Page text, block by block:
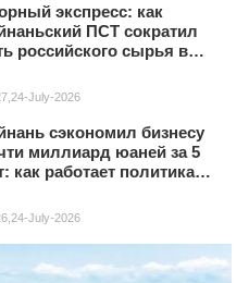
экспресс: как
ПСТ сократил
российского сырья в
July-2026
сэкономил бизнесу
миллиард юаней за 5
как работает политика
July-2026